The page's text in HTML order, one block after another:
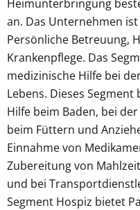
Heimunterbringung
an. Das Unternehmen
Persönliche Betreuung,
Krankenpflege. Das
medizinische Hilfe bei
Lebens. Dieses
Hilfe beim Baden, bei
beim Füttern und
Einnahme von
Zubereitung von
und bei
Segment Hospiz bietet